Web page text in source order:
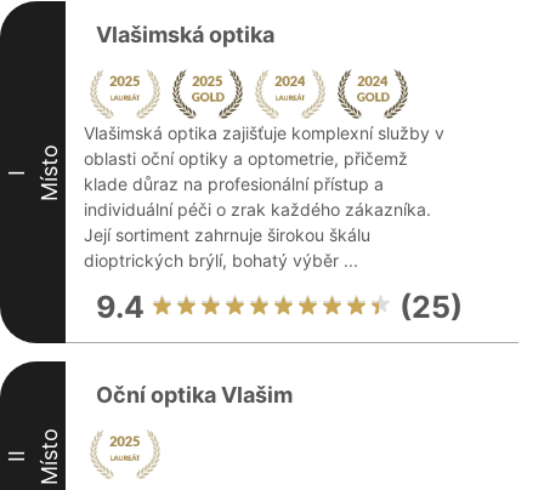
I Místo
Vlašimská optika
Vlašimská optika zajišťuje komplexní služby v
oblasti oční optiky a optometrie, přičemž
klade důraz na profesionální přístup a
individuální péči o zrak každého zákazníka.
Její sortiment zahrnuje širokou škálu
dioptrických brýlí, bohatý výběr ...
9.4 (25)
II Místo
Oční optika Vlašim